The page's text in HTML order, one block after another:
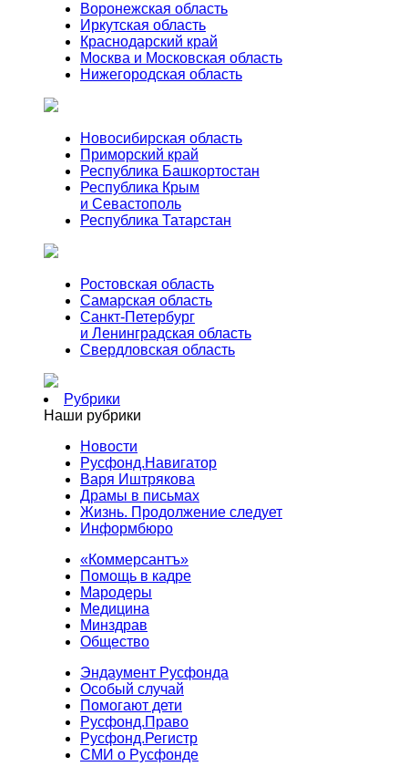
Воронежская область
Иркутская область
Краснодарский край
Москва и Московская область
Нижегородская область
Новосибирская область
Приморский край
Республика Башкортостан
Республика Крым
и Севастополь
Республика Татарстан
Ростовская область
Самарская область
Санкт-Петербург
и Ленинградская область
Свердловская область
Рубрики
Наши рубрики
Новости
Русфонд.Навигатор
Варя Иштрякова
Драмы в письмах
Жизнь. Продолжение следует
Информбюро
«Коммерсантъ»
Помощь в кадре
Мародеры
Медицина
Минздрав
Общество
Эндаумент Русфонда
Особый случай
Помогают дети
Русфонд.Право
Русфонд.Регистр
СМИ о Русфонде